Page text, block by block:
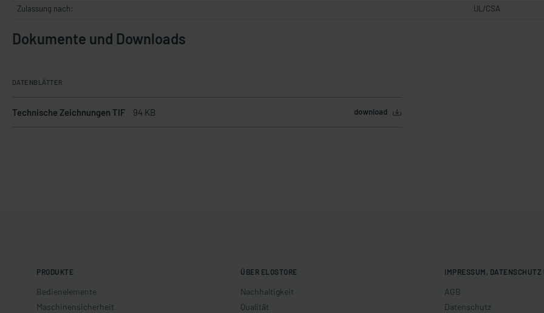
Zulassung nach: UL/CSA
Dokumente und Downloads
DATENBLÄTTER
Technische Zeichnungen TIF 94 KB download
PRODUKTE
Bedienelemente
Maschinensicherheit
ÜBER ELOSTORE
Nachhaltigkeit
Qualität
IMPRESSUM, DATENSCHUTZ
AGB
Datenschutz